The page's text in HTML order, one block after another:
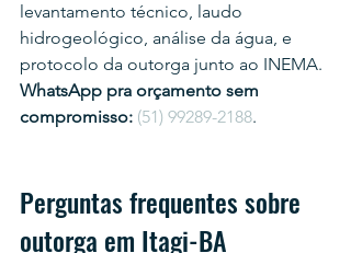
levantamento técnico, laudo
hidrogeológico, análise da água, e
protocolo da outorga junto ao INEMA.
WhatsApp pra orçamento sem
compromisso: (51) 99289-2188.
Perguntas frequentes sobre
outorga em Itagi-BA